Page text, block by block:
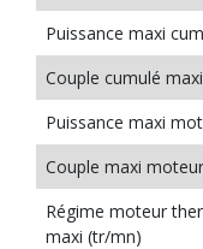
Puissance maxi
Couple cumulé
Puissance maxi
Couple maxi
Régime moteur
maxi (tr/mn)